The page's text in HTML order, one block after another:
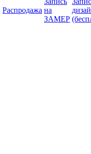
Распродажа на
ЗАМЕР